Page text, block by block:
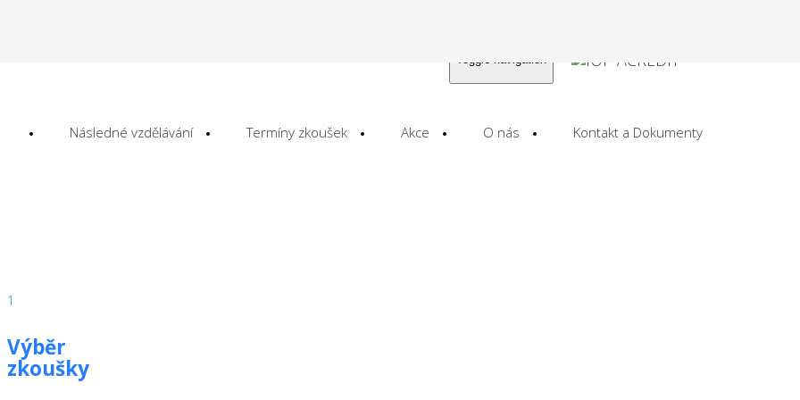
Toggle navigation
Následné vzdělávání Termíny zkoušek Akce O nás Kontakt a Dokumenty
1
Výběr
zkoušky